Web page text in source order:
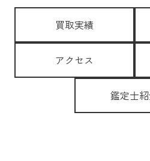
買取実績
アクセス
鑑定士